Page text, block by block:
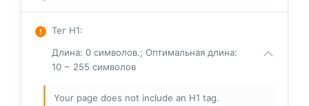
Тег H1:
Длина: 0 символов.; Оптимальная длина:
10 ~ 255 символов
Your page does not include an H1 tag.